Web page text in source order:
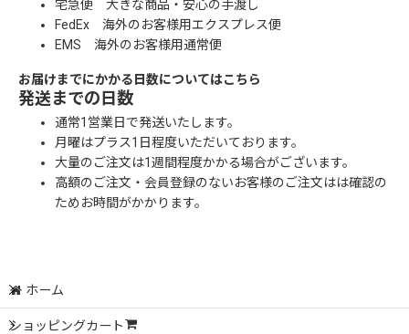
宅急便 大きな商品・安心の手渡し
FedEx 海外のお客様用エクスプレス便
EMS 海外のお客様用通常便
お届けまでにかかる日数についてはこちら
発送までの日数
通常1営業日で発送いたします。
月曜はプラス1日程度いただいております。
大量のご注文は1週間程度かかる場合がございます。
高額のご注文・会員登録のないお客様のご注文はは確認の
ためお時間がかかります。
ホーム
ショッピングカート